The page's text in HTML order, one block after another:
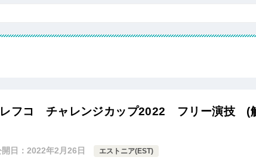
レフコ チャレンジカップ2022 フリー演技 (
開日：2022年2月26日 エストニア(EST)